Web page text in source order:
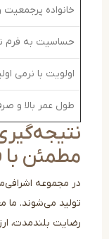
پرجمعیت و استفاده
به فرم
با نرمی اولیه
عمر بالا و صرفه‌جویی
با فوم
مجموعه اشرافی‌مبل،
می‌شوند. ما معتقدیم
بلندمدت، ارزش